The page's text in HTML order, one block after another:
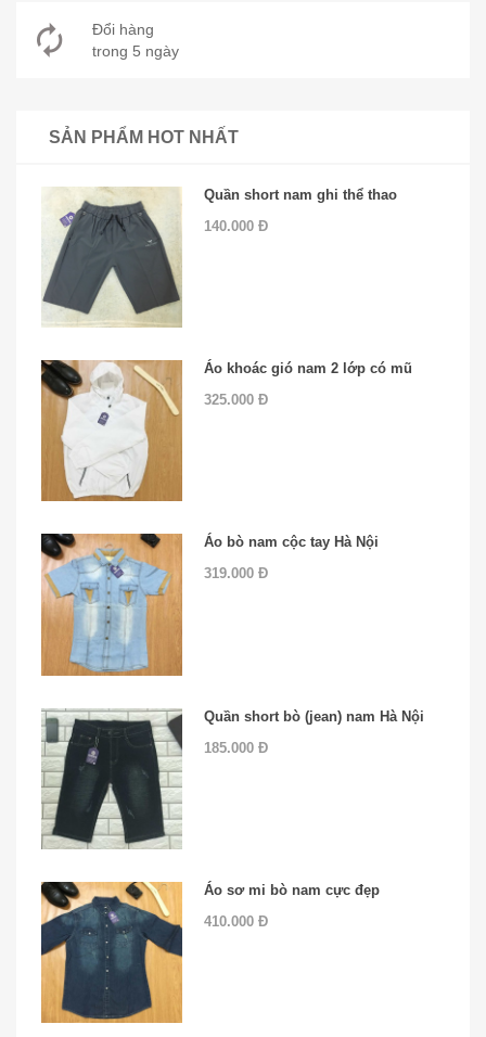
Đổi hàng
trong 5 ngày
SẢN PHẨM HOT NHẤT
Quần short nam ghi thể thao
140.000 Đ
Áo khoác gió nam 2 lớp có mũ
325.000 Đ
Áo bò nam cộc tay Hà Nội
319.000 Đ
Quần short bò (jean) nam Hà Nội
185.000 Đ
Áo sơ mi bò nam cực đẹp
410.000 Đ